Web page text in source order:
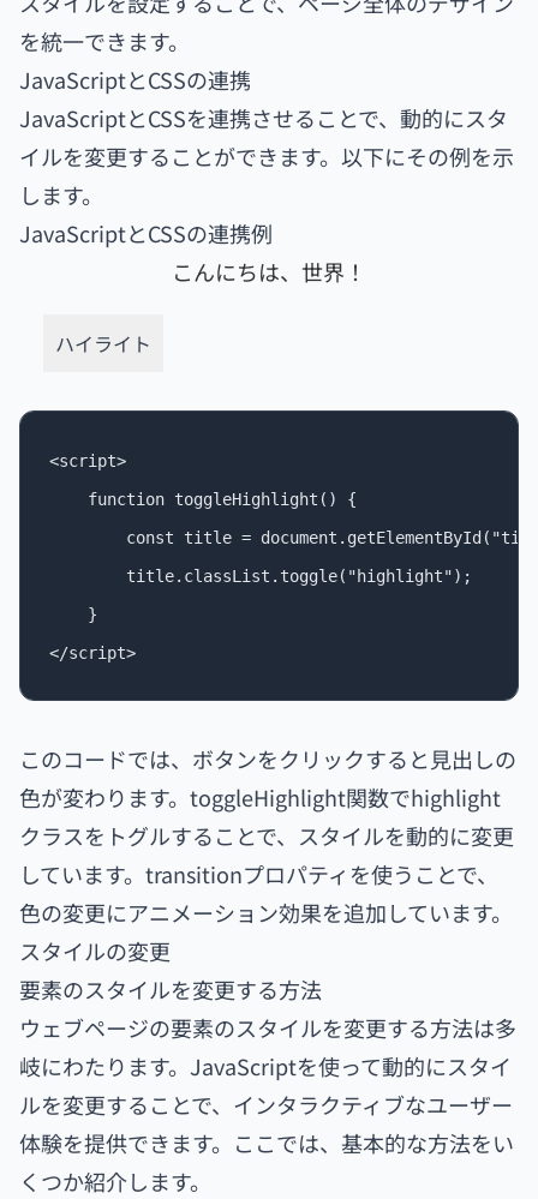
を統一できます。
JavaScriptとCSSの連携
JavaScriptとCSSを連携させることで、動的にスタ
イルを変更することができます。以下にその例を示
します。
JavaScriptとCSSの連携例
こんにちは、世界！
ハイライト
<script>
    function toggleHighlight() {
const title =
        title.classList.toggle("highlight");
    }
このコードでは、ボタンをクリックすると見出しの
色が変わります。toggleHighlight関数でhighlight
クラスをトグルすることで、スタイルを動的に変更
しています。transitionプロパティを使うことで、
色の変更にアニメーション効果を追加しています。
スタイルの変更
要素のスタイルを変更する方法
ウェブページの要素のスタイルを変更する方法は多
岐にわたります。JavaScriptを使って動的にスタイ
ルを変更することで、インタラクティブなユーザー
体験を提供できます。ここでは、基本的な方法をい
くつか紹介します。